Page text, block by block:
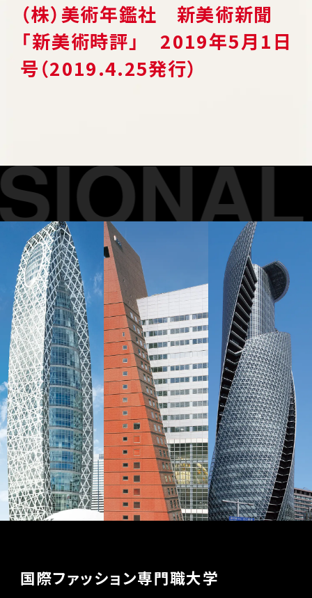
（株）美術年鑑社 新美術新聞
「新美術時評」 2019年5月1日
号（2019.4.25発行）
国際ファッション専門職大学